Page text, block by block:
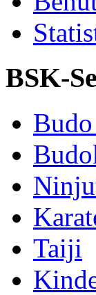
BSK-
Taiji